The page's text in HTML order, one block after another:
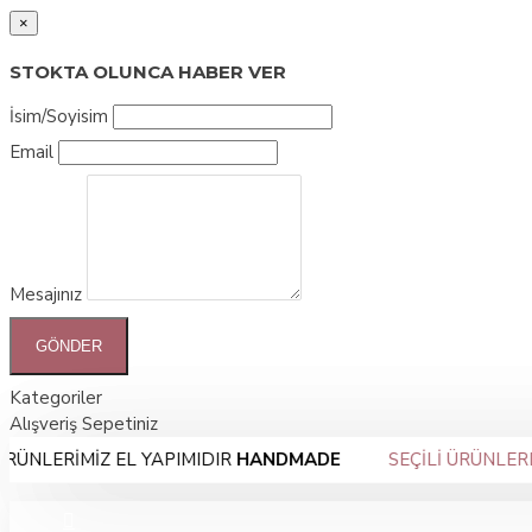
×
STOKTA OLUNCA HABER VER
İsim/Soyisim
Email
Mesajınız
GÖNDER
Kategoriler
Alışveriş Sepetiniz
EL YAPIMIDIRHANDMADE SEÇİLİ ÜRÜNLERDE